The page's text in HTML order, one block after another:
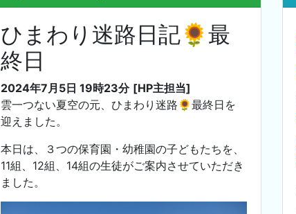
ひまわり迷路日記🌻最
終日
2024年7月5日 19時23分 [HP主担当]
雲一つない夏空の元、ひまわり迷路🌻最終日を
迎えました。
本日は、３つの保育園・幼稚園の子どもたちを、
11組、12組、14組の生徒がご案内させていただき
ました。